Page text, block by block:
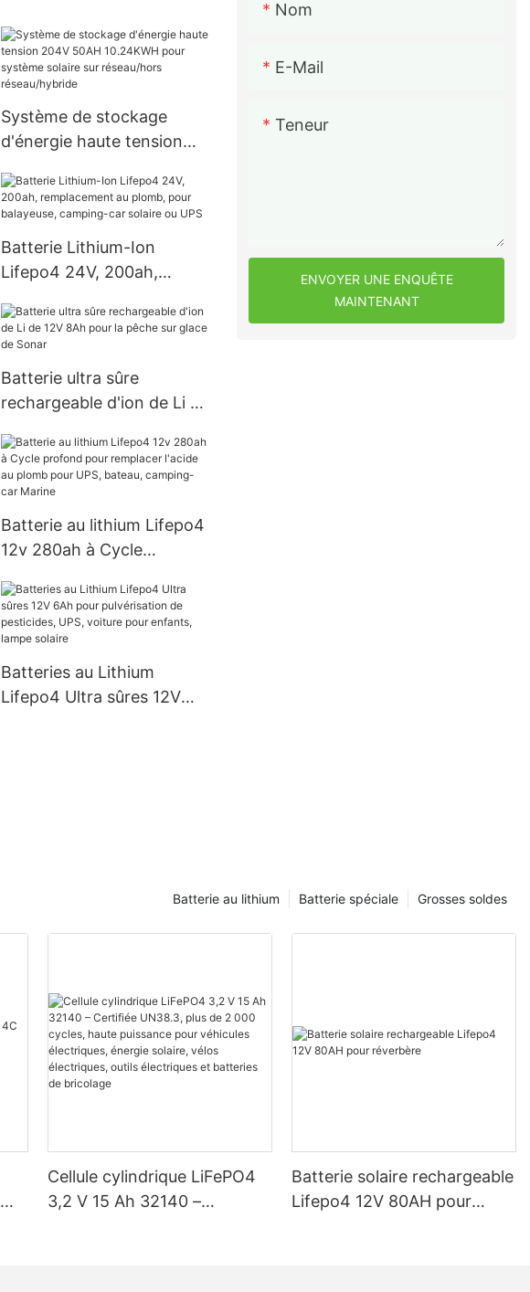
Système de stockage
d'énergie haute tension
pour système solaire sur
réseau/hors
réseau/hybride
Batterie Lithium-Ion
Lifepo4 24V, 200ah,
pour balayeuse, camping-
car solaire ou UPS
Batterie ultra sûre
rechargeable d'ion de Li de
glace de Sonar
Batterie au lithium Lifepo4
12v 280ah à Cycle
l'acide au plomb pour UPS,
bateau, camping-car
Marine
Batteries au Lithium
Lifepo4 Ultra sûres 12V
Nom
E-Mail
Teneur
ENVOYER UNE ENQUÊTE
MAINTENANT
Grosses soldes
Batterie spéciale
Batterie au lithium
Cellule cylindrique LiFePO4
3,2 V 15 Ah 32140 –
Batterie solaire rechargeable
Lifepo4 12V 80AH pour